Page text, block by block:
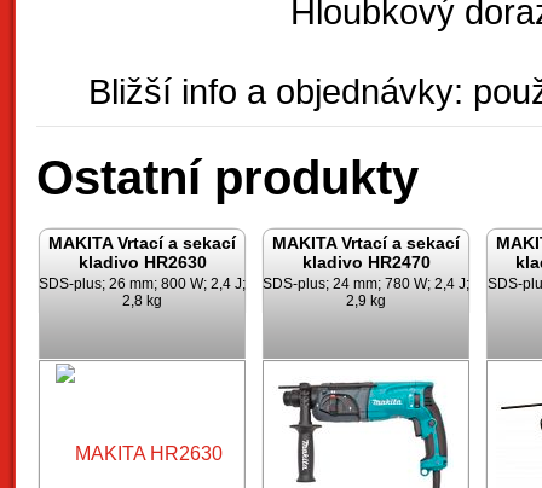
Hloubkový
Bližší info a objednávky:
Ostatní produkty
MAKITA Vrtací a sekací
kladivo HR2630
SDS-plus; 26 mm; 800 W; 2,4 J;
2,8 kg
MAKITA Vrtací a sekací
kladivo HR2470
SDS-plus; 24 mm; 780 W; 2,4 J;
2,9 kg
SDS-